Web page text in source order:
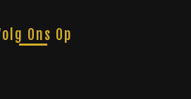
Ons Op